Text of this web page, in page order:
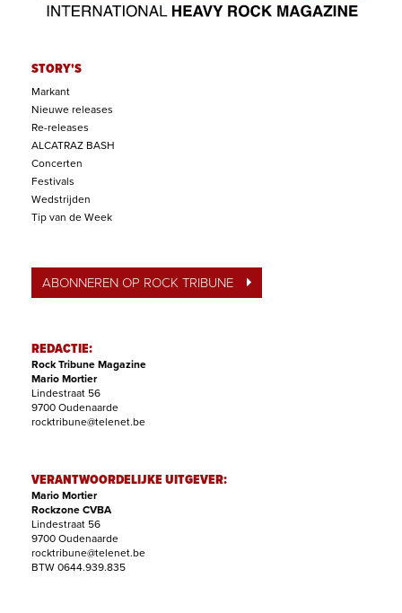
STORY'S
Markant
Nieuwe releases
Re-releases
ALCATRAZ BASH
Concerten
Festivals
Wedstrijden
Tip van de Week
ABONNEREN OP ROCK TRIBUNE
REDACTIE:
Rock Tribune Magazine
Mario Mortier
Lindestraat 56
9700 Oudenaarde
rocktribune@telenet.be
VERANTWOORDELIJKE UITGEVER:
Mario Mortier
Rockzone CVBA
Lindestraat 56
9700 Oudenaarde
rocktribune@telenet.be
BTW 0644.939.835